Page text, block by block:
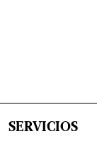
SERVICIOS